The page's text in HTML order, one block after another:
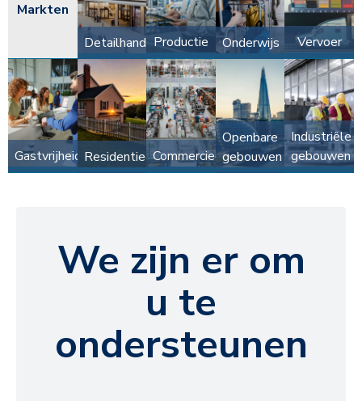
Markten
DetailhandelProductie Onderwijs Vervoer
Gastvrijheid ResidentieelCommercieel
Openbare
gebouwen
Industriële
gebouwen
We zijn er om
u te
ondersteunen